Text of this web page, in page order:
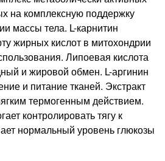
на комплексную поддержку
массы тела. L-карнитин
жирных кислот в митохондрии
Липоевая кислота
и жировой обмен. L-аргинин
и питание тканей. Экстракт
термогенным действием.
контролировать тягу к
нормальный уровень глюкозы